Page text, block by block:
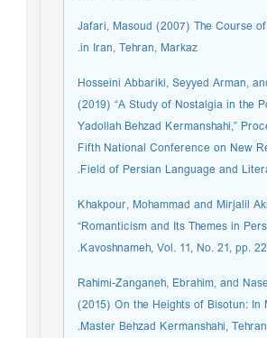
Jafari, Masoud (2007) The Course
in Iran, Tehran, Markaz.
Hosseini Abbariki, Seyyed Arman,
(2019) “A Study of Nostalgia in the
Yadollah Behzad Kermanshahi,”
Fifth National Conference on New
Field of Persian Language and
Khakpour, Mohammad and Mirjalil
“Romanticism and Its Themes in
Kavoshnameh, Vol. 11, No. 21, pp.
Rahimi-Zanganeh, Ebrahim, and
(2015) On the Heights of Bisotun: In
Master Behzad Kermanshahi,